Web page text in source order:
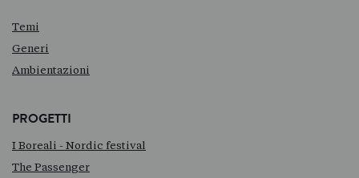
Temi
Generi
Ambientazioni
PROGETTI
I Boreali - Nordic festival
The Passenger